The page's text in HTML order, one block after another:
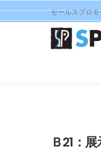
セールスプロ
Ｂ21：